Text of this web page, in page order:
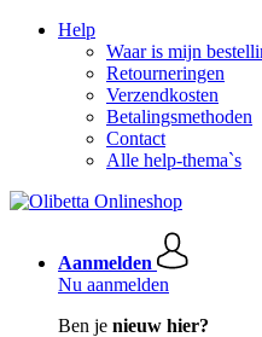
Help
Waar is mijn
Retourneringen
Verzendkosten
Betalingsmethoden
Contact
Alle help-thema`s
Aanmelden
Nu aanmelden
Ben je nieuw hier?